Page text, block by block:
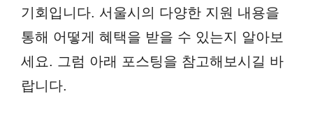
기회입니다. 서울시의 다양한 지원 내용을
통해 어떻게 혜택을 받을 수 있는지 알아보
세요. 그럼 아래 포스팅을 참고해보시길 바
랍니다.